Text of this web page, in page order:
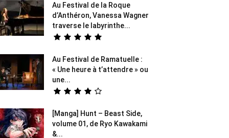
Au Festival de la Roque
d’Anthéron, Vanessa Wagner
traverse le labyrinthe...
Au Festival de Ramatuelle :
« Une heure à t’attendre » ou
une...
[Manga] Hunt – Beast Side,
volume 01, de Ryo Kawakami
&...